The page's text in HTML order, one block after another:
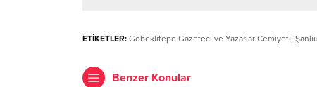
ETİKETLER: Göbeklitepe Gazeteci ve Yazarlar Cemiyeti,
Benzer Konular